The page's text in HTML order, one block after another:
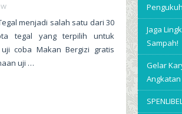
menjadi salah satu dari 30
tegal yang terpilih untuk
coba Makan Bergizi gratis
uji …
Jaga
Sampah!
Gelar
Angkatan